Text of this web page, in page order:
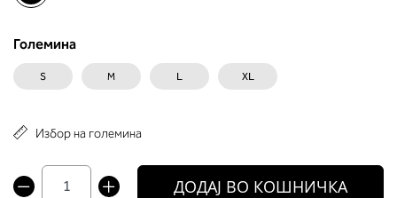
Големина
S M L XL
Избор на големина
ДОДАЈ ВО КОШНИЧКА